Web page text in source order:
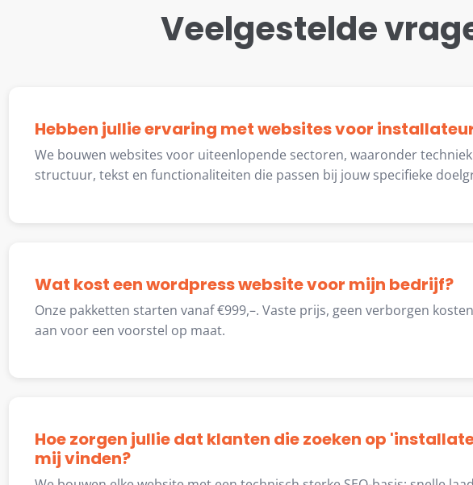
Veelgestelde
Hebben jullie ervaring met websites voor
We bouwen websites voor uiteenlopende sectoren, waaronder
structuur, tekst en functionaliteiten die passen bij jouw specifieke
Wat kost een wordpress website voor mijn bedrijf?
Onze pakketten starten vanaf €999,–. Vaste prijs, geen verborgen
aan voor een voorstel op maat.
Hoe zorgen jullie dat klanten die zoeken op
mij vinden?